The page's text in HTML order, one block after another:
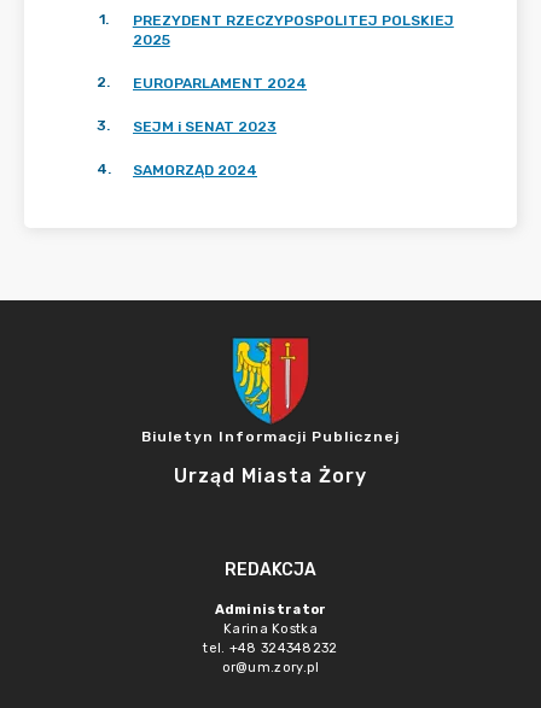
1.
PREZYDENT RZECZYPOSPOLITEJ POLSKIEJ
2025
2. EUROPARLAMENT 2024
3. SEJM i SENAT 2023
4. SAMORZĄD 2024
Biuletyn Informacji Publicznej
Urząd Miasta Żory
REDAKCJA
Administrator
Karina Kostka
tel. +48 324348232
or@um.zory.pl